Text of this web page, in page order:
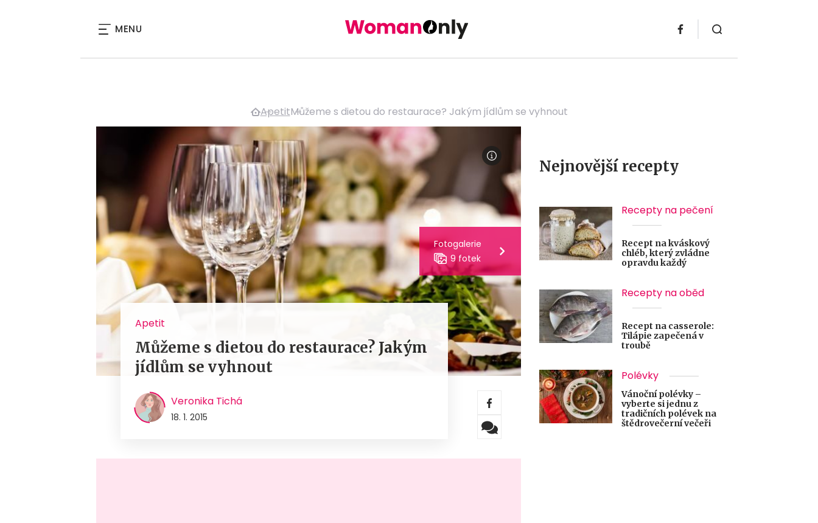
MENU
ApetitMůžeme s dietou do restaurace? Jakým jídlům se vyhnout
Fotogalerie
9 fotek
Apetit
Můžeme s dietou do restaurace? Jakým
jídlům se vyhnout
Veronika Tichá
18. 1. 2015
Nejnovější recepty
Recepty na pečení
Recept na kváskový
chléb, který zvládne
opravdu každý
Recepty na oběd
Recept na casserole:
Tilápie zapečená v
troubě
Polévky
Vánoční polévky –
vyberte si jednu z
tradičních polévek na
štědrovečerní večeři